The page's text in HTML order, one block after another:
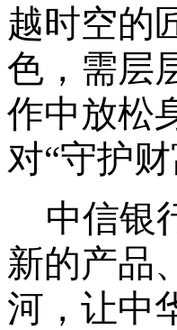
越时空的
色，需层
作中放松
对“守护
中信银
新的产品
河，让中